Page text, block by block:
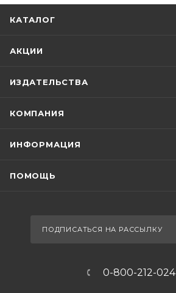
КАТАЛОГ
АКЦИИ
ИЗДАТЕЛЬСТВА
КОМПАНИЯ
ИНФОРМАЦИЯ
ПОМОЩЬ
ПОДПИСАТЬСЯ НА РАССЫЛКУ
0-800-212-024